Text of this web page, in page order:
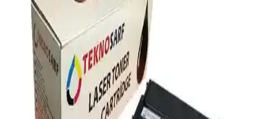
Canon 1240C002CRG-045 M Kırmızı Toner:
Yüksek Kalite ve Güvenilir Baskı Çözümü
Canon 1240C002CRG-045 M kırmızı toner, canlı renkler ve yüksek
baskı kalitesi ile ofis ve profesyonel kullanıma uygun, ekonomik ve
çevre dostu çözümler sunar.
Yazıcıların Çalışma Prensipleri, Türleri ve Günlük
Hayattaki Önemi Hakkında Detaylı Bilgi